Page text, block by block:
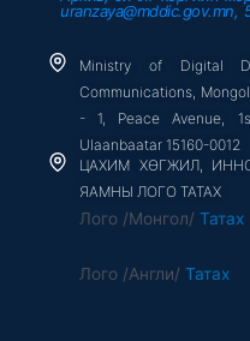
uranzaya@mddic.gov.mn,
Ministry of Digital
Communications,
- 1, Peace Avenue,
Ulaanbaatar 15160-0012
ЦАХИМ ХӨГЖИЛ,
ЯАМНЫ ЛОГО ТАТАХ
Лого /Монгол/ Татах
Лого /Англи/ Татах